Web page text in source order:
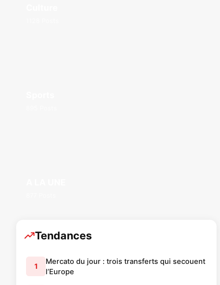
Tendances
1
Mercato du jour : trois transferts qui secouent
l’Europe